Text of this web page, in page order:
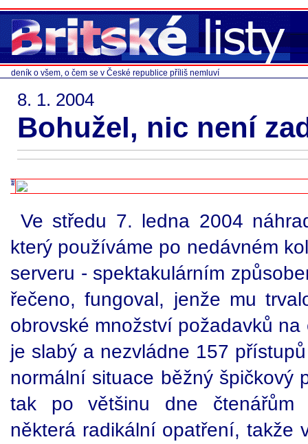
deník o všem, o čem se v České republice příliš nemluví
8. 1. 2004
Bohužel, nic není
Ve středu 7. ledna 2004
který používáme po nedávném
serveru - spektakulárním
řečeno, fungoval, jenže mu
obrovské množství požadavků
je slabý a nezvládne 157
normální situace běžný špičkový
tak po většinu dne čtenářům
některá radikální opatření, takže